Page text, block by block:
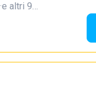
·e altri 9…